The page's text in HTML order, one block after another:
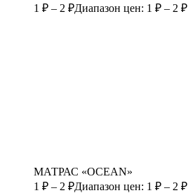
1 ₽ – 2 ₽Диапазон цен: 1 ₽ – 2 ₽
МАТРАС «OCEAN»
1 ₽ – 2 ₽Диапазон цен: 1 ₽ – 2 ₽